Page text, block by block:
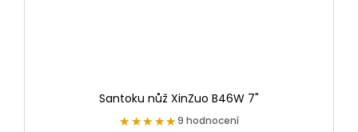
Santoku nůž XinZuo B46W 7"
★★★★★
★★★★★9 hodnocení